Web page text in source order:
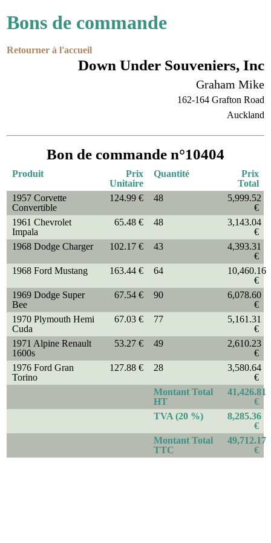
Bons de commande
Retourner à l'accueil
Down Under Souveniers, Inc
Graham Mike
162-164 Grafton Road
Auckland
Bon de commande n°10404
Produit
Prix
Unitaire
Quantité
Prix
Total
1957 Corvette
Convertible
124.99 € 48
5,999.52
€
1961 Chevrolet
Impala
65.48 € 48
3,143.04
€
1968 Dodge Charger
102.17 € 43
4,393.31
€
1968 Ford Mustang
163.44 € 64
10,460.16
€
1969 Dodge Super
Bee
67.54 € 90
6,078.60
€
1970 Plymouth Hemi
Cuda
67.03 € 77
5,161.31
€
1971 Alpine Renault
1600s
53.27 € 49
2,610.23
€
1976 Ford Gran
Torino
127.88 € 28
3,580.64
€
Montant Total
HT
41,426.81
€
TVA (20 %)
8,285.36
€
Montant Total
TTC
49,712.17
€